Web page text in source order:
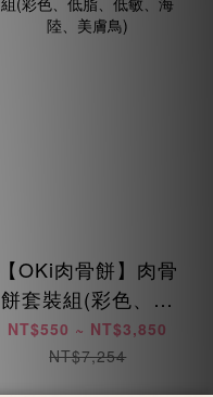
【OKi肉骨餅】肉骨
餅套裝組(彩色、低
脂、低敏、海陸、
美膚鳥)
NT$550 ~ NT$3,850
NT$7,254